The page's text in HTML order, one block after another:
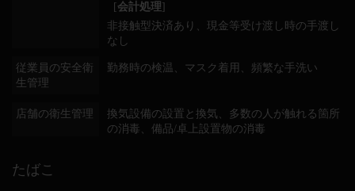
[会計処理]
非接触型決済あり
現金等受け渡し時の手渡し
なし
従業員の安全衛
生管理
勤務時の検温 マスク着用 頻繁な手洗い
店舗の衛生管理 換気設備の設置と換気
多数の人が触れる箇所
の消毒
備品/卓上設置物の消毒
たばこ